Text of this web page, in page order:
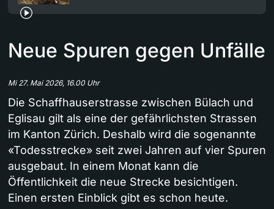
Neue Spuren gegen Unfälle
Mi 27. Mai 2026, 16.00 Uhr
Die Schaffhauserstrasse zwischen Bülach und
Eglisau gilt als eine der gefährlichsten Strassen
im Kanton Zürich. Deshalb wird die sogenannte
«Todesstrecke» seit zwei Jahren auf vier Spuren
ausgebaut. In einem Monat kann die
Öffentlichkeit die neue Strecke besichtigen.
Einen ersten Einblick gibt es schon heute.